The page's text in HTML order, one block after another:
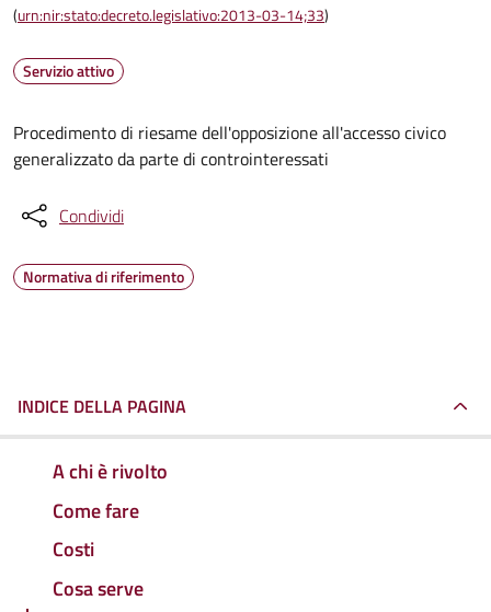
(urn:nir:stato:decreto.legislativo:2013-03-14;33)
Servizio attivo
Procedimento di riesame dell'opposizione all'accesso civico
generalizzato da parte di controinteressati
Condividi
Normativa di riferimento
INDICE DELLA PAGINA
A chi è rivolto
Come fare
Costi
Cosa serve